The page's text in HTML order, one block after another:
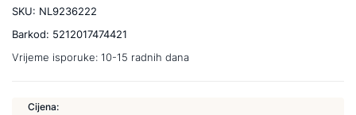
SKU: NL9236222
Barkod: 5212017474421
Vrijeme isporuke: 10-15 radnih dana
Cijena: